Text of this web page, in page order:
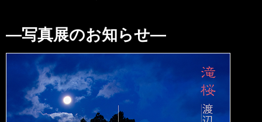
—写真展のお知らせ—